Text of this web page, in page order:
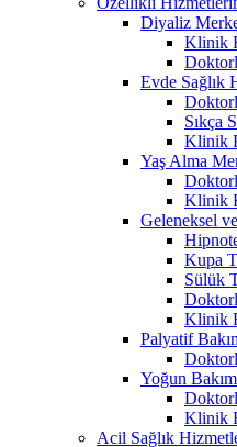
Diyaliz
Klinik
Evde Sağlık
Sıkça
Klinik
Yaş Alma
Klinik
Geleneksel
Kupa
Sülük
Klinik
Palyatif
Yoğun Bakım
Klinik
Acil Sağlık